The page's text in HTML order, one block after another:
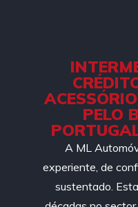
PELO
A ML
experiente, de
sustentado.